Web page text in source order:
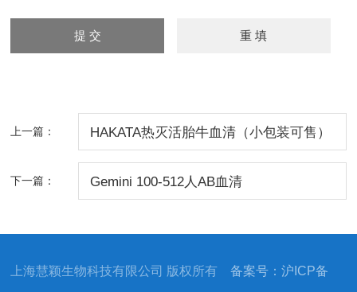
上一篇： HAKATA热灭活胎牛血清（小包装可售）
下一篇： Gemini 100-512人AB血清
上海慧颖生物科技有限公司 版权所有备案号：沪ICP备